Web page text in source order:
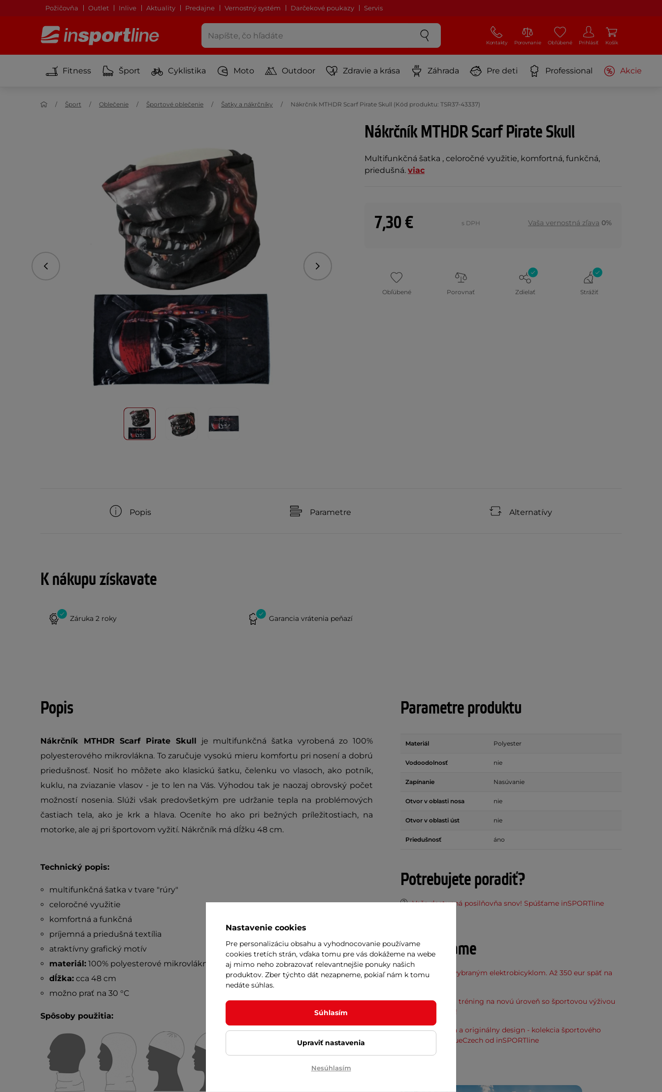
Požičovňa Outlet Inlive Aktuality Predajne Vernostný systém Darčekové poukazy Servis
Kontakty Porovnanie Obľúbené Prihlásiť Košík
Fitness Šport Cyklistika Moto Outdoor Zdravie a krása Záhrada Pre deti Professional Akcie
Šport Oblečenie Športové oblečenie Šatky a nákrčníky Nákrčník MTHDR Scarf Pirate Skull (Kód produktu: TSR37-43337)
Nákrčník MTHDR Scarf Pirate Skull
Multifunkčná šatka , celoročné využitie, komfortná, funkčná,
priedušná. viac
Predchádzajúce Nasledujúce
7,30 € s DPH Vaša vernostná zľava 0%
Obľúbené Porovnať Zdielať Strážiť
Popis Parametre Alternatívy
K nákupu získavate
Záruka 2 roky Garancia vrátenia peňazí
Popis
Nákrčník MTHDR Scarf Pirate Skull je multifunkčná šatka vyrobená zo 100%
polyesterového mikrovlákna. To zaručuje vysokú mieru komfortu pri nosení a dobrú
priedušnosť. Nosiť ho môžete ako klasickú šatku, čelenku vo vlasoch, ako potník,
kuklu, na zviazanie vlasov - je to len na Vás. Výhodou tak je naozaj obrovský počet
možností nosenia. Slúži však predovšetkým pre udržanie tepla na problémových
častiach tela, ako je krk a hlava. Oceníte ho ako pri bežných príležitostiach, na
motorke, ale aj pri športovom vyžití. Nákrčník má dĺžku 48 cm.
Technický popis:
multifunkčná šatka v tvare "rúry"
celoročné využitie
komfortná a funkčná
príjemná a priedušná textília
atraktívny grafický motív
materiál:100% polyesterové mikrovlákno
dĺžka:cca 48 cm
možno prať na 30 °C
Spôsoby použitia:
Parametre produktu
Materiál Polyester
Vodoodolnosť nie
Zapínanie Nasúvanie
Otvor v oblasti nosa nie
Otvor v oblasti úst nie
Priedušnosť áno
Potrebujete poradiť?
Vaša dostupná posilňovňa snov! Spúšťame inSPORTline
Odporúčame
Cashback k vybraným elektrobicyklom. Až 350 eur späť na
Posuňte svoj tréning na novú úroveň so športovou výživou
inSPORTline!
Česká kvalita a originálny design - kolekcia športového
oblečenia TrueCzech od inSPORTline
Nastavenie cookies
Pre personalizáciu obsahu a vyhodnocovanie používame
cookies tretích strán, vďaka tomu pre vás dokážeme na webe
aj mimo neho zobrazovať relevantnejšie ponuky našich
produktov. Zber týchto dát nezapneme, pokiaľ nám k tomu
nedáte súhlas.
Súhlasím
Upraviť nastavenia
Nesúhlasím